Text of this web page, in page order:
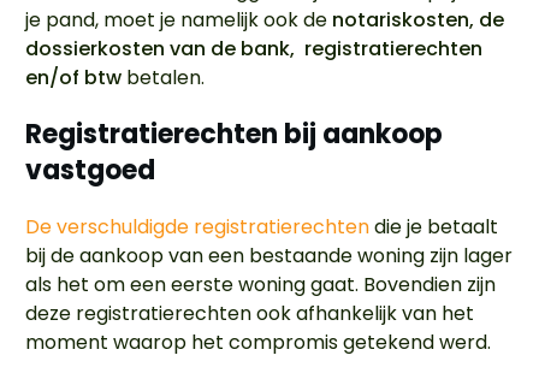
je pand, moet je namelijk ook de notariskosten, de
dossierkosten van de bank, registratierechten
en/of btw betalen.
Registratierechten bij aankoop
vastgoed
De verschuldigde registratierechtendie je betaalt
bij de aankoop van een bestaande woning zijn lager
als het om een eerste woning gaat. Bovendien zijn
deze registratierechten ook afhankelijk van het
moment waarop het compromis getekend werd.